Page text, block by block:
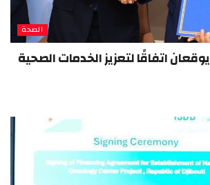
الصحة
اتفاقًا لتعزيز الخدمات الصحية